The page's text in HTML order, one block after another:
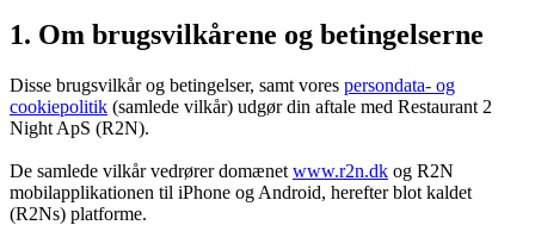
1. Om brugsvilkårene og betingelserne
Disse brugsvilkår og betingelser, samt vores persondata- og
cookiepolitik (samlede vilkår) udgør din aftale med Restaurant 2
Night ApS (R2N).
De samlede vilkår vedrører domænet www.r2n.dk og R2N
mobilapplikationen til iPhone og Android, herefter blot kaldet
(R2Ns) platforme.